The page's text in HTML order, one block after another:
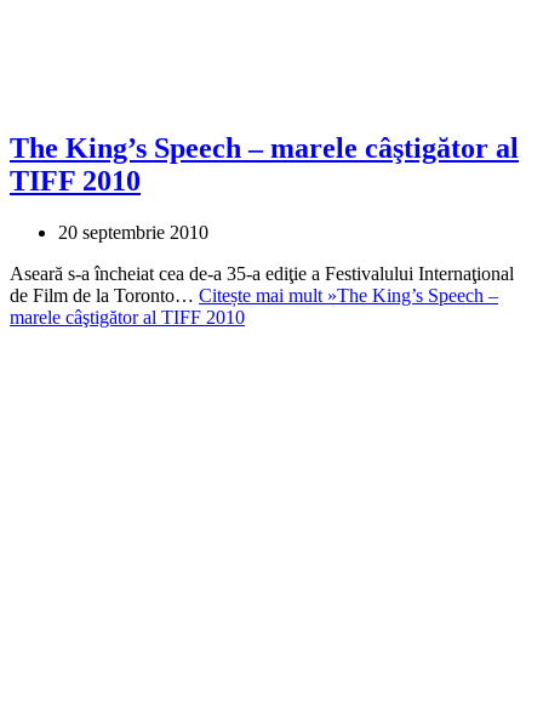
The King’s Speech – marele câştigător al
TIFF 2010
20 septembrie 2010
Aseară s-a încheiat cea de-a 35-a ediţie a Festivalului Internaţional
de Film de la Toronto… Citește mai mult »The King’s Speech –
marele câştigător al TIFF 2010